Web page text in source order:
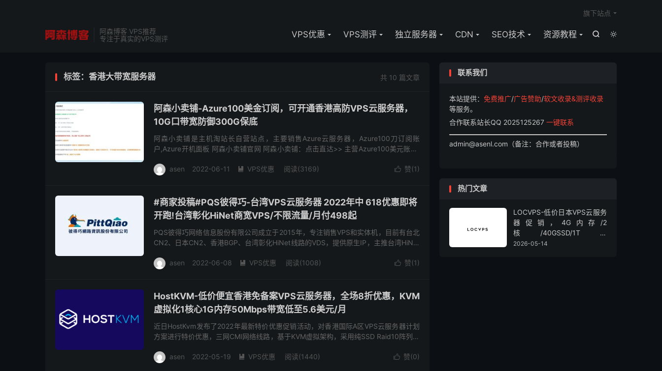
阿森博客 VPS推荐
专注于真实的VPS测评


VPS优惠 VPS测评 独立服务器 CDN SEO技术 资源教程
旗下站点
共 10 篇文章
标签：香港大带宽服务器
阿森小卖铺-Azure100美金订阅，可开通香港高防VPS云服务器，
10G口带宽防御300G保底
阿森小卖铺是主机淘站长自营站点，主要销售Azure云服务器，Azure100刀订阅账
户,Azure开机面板 阿森小卖铺官网 阿森小卖铺：点击直达>> 主营Azure100美元账户
 赞(1)
asen 2022-06-11  VPS优惠 阅读(3169)
#商家投稿#PQS彼得巧-台湾VPS云服务器 2022年中 618优惠即将
开跑!台湾彰化HiNet商宽VPS/不限流量/月付498起
PQS彼得巧网络信息股份有限公司成立于2015年，专注销售VPS和实体机，目前有台北
CN2、日本CN2、香港BGP、台湾彰化HiNet线路的VDS，提供原生IP，主推台湾HiNet
 赞(1)
asen 2022-06-08  VPS优惠 阅读(1008)
HostKVM-低价便宜香港免备案VPS云服务器，全场8折优惠，KVM
虚拟化1核心1G内存50Mbps带宽低至5.6美元/月
近日HostKvm发布了2022年最新特价优惠促销活动，对香港国际A区VPS云服务器计划
方案进行特价优惠，三网CMI网络线路，基于KVM虚拟架构，采用纯SSD Raid10阵列，
 赞(0)
asen 2022-05-19  VPS优惠 阅读(1440)
联系我们
本站提供： 免费推广/广告赞助/软文收录&测评收录
等服务。
合作联系站长QQ 2025125267 一键联系
admin@asenl.com（备注：合作或者投稿）
热门文章
LOCVPS-低价日本VPS云服务
器促销，4G内存/2
核/40GSSD/1T流
量/450Mbps带宽，低至36元/
2026-05-14